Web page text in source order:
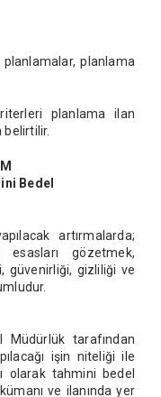
planlama
planlama ilan
belirtilir.
Bedel
artırmalarda;
gözetmek,
güvenirliği, gizliliği ve
Müdürlük tarafından
işin niteliği ile
olarak tahmini bedel
ve ilanında yer